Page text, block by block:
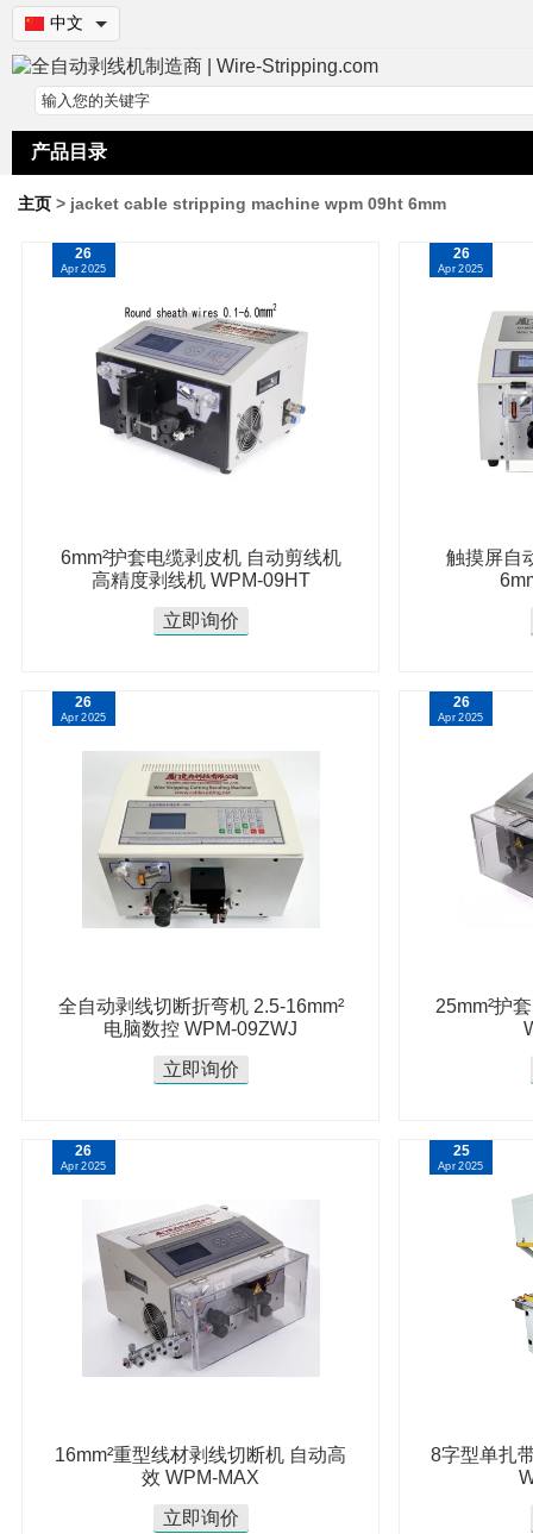
中文
产品目录
主页> jacket cable stripping machine wpm 09ht 6mm
26
Apr 2025
6mm²护套电缆剥皮机 自动剪线机
高精度剥线机 WPM-09HT
立即询价
26
Apr 2025
触摸屏自
26
Apr 2025
全自动剥线切断折弯机 2.5-16mm²
电脑数控 WPM-09ZWJ
立即询价
26
Apr 2025
25mm²护
26
Apr 2025
16mm²重型线材剥线切断机 自动高
效 WPM-MAX
立即询价
25
Apr 2025
8字型单扎